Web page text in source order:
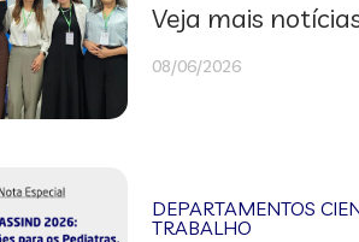
Veja mais
08/06/2026
DEPARTAMENTOS
TRABALHO